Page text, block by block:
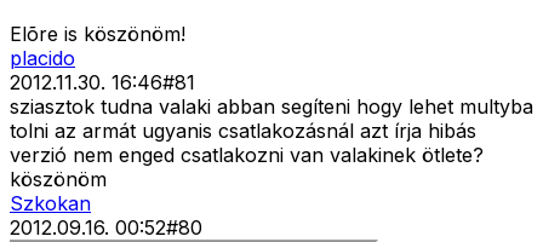
Elõre is köszönöm!
placido
2012.11.30. 16:46#81
sziasztok tudna valaki abban segíteni hogy lehet multyba
tolni az armát ugyanis csatlakozásnál azt írja hibás
verzió nem enged csatlakozni van valakinek ötlete?
köszönöm
Szkokan
2012.09.16. 00:52#80